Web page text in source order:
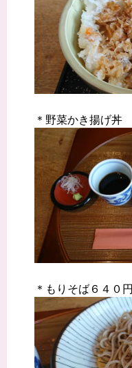
＊野菜かき揚げ丼
＊もりそば６４０円